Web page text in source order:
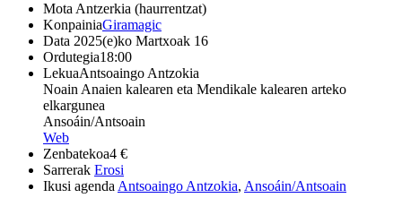
Mota Antzerkia (haurrentzat)
KonpainiaGiramagic
Data 2025(e)ko Martxoak 16
Ordutegia18:00
LekuaAntsoaingo Antzokia
Noain Anaien kalearen eta Mendikale kalearen arteko
elkargunea
Ansoáin/Antsoain
Web
Zenbatekoa4 €
Sarrerak Erosi
Ikusi agenda Antsoaingo Antzokia, Ansoáin/Antsoain